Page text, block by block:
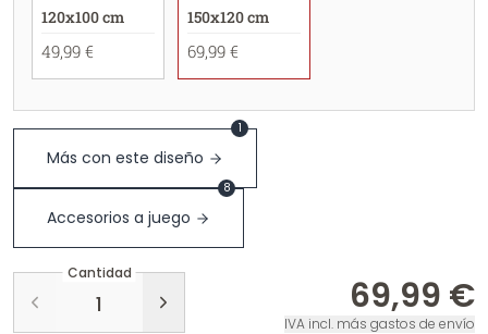
120x100 cm
49,99 €
150x120 cm
69,99 €
Más con este diseño
1
Accesorios a juego
8
Cantidad
69,99 €
IVA incl. más gastos de envío